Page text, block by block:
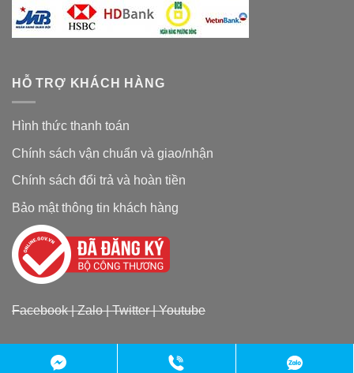
HỖ TRỢ KHÁCH HÀNG
Hình thức thanh toán
Chính sách vận chuẩn và giao/nhận
Chính sách đổi trả và hoàn tiền
Bảo mật thông tin khách hàng
Facebook|Zalo|Twitter|Youtube